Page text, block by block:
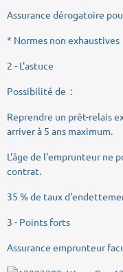
Assurance dérogatoire
* Normes non exhaustives
2 - L'astuce
Possibilité de :
Reprendre un prêt-relais
arriver à 5 ans maximum.
L'âge de l'emprunteur ne
contrat.
35 % de taux
3 - Points forts
Assurance emprunteur